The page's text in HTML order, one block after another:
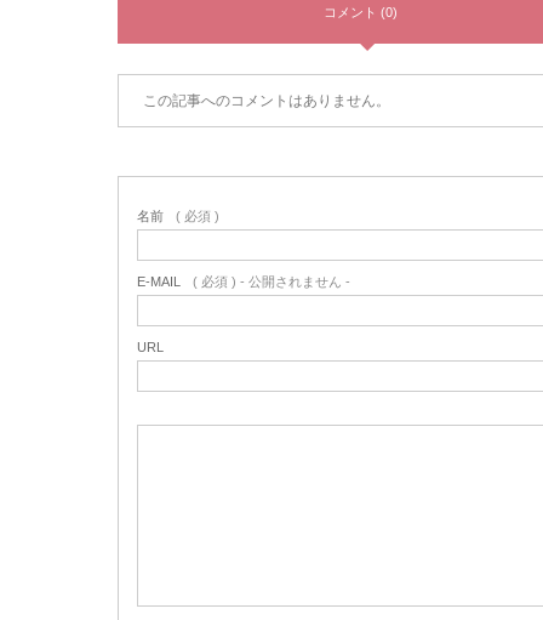
コメント (0)
この記事へのコメントはありません。
名前 ( 必須 )
E-MAIL ( 必須 ) - 公開されません -
URL